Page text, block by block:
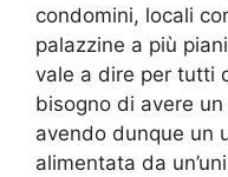
condomini, locali
palazzine a più
vale a dire per tutti
bisogno di avere
avendo dunque un
alimentata da